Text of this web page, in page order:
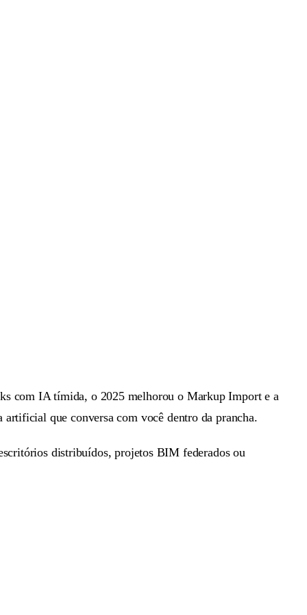
com IA tímida, o 2025 melhorou o Markup Import e a
que conversa com você dentro da prancha.
distribuídos, projetos BIM federados ou